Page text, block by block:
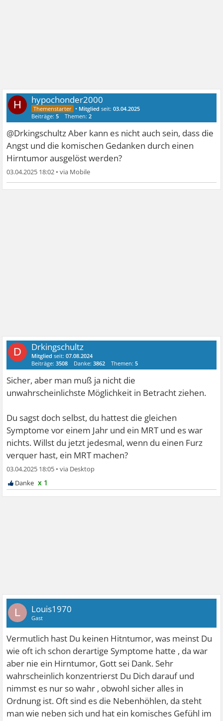
H hypochonder2000
• Mitglied seit:03.04.2025
Beiträge:5 Themen:2
@Drkingschultz Aber kann es nicht auch sein, dass die
Angst und die komischen Gedanken durch einen
Hirntumor ausgelöst werden?
03.04.2025 18:02 •
D Drkingschultz
Mitglied seit:07.08.2024
Beiträge:3508 Danke:3862 Themen:5
Sicher, aber man muß ja nicht die
unwahrscheinlichste Möglichkeit in Betracht ziehen.
Du sagst doch selbst, du hattest die gleichen
Symptome vor einem Jahr und ein MRT und es war
nichts. Willst du jetzt jedesmal, wenn du einen Furz
verquer hast, ein MRT machen?
03.04.2025 18:05 •
x 1
L Louis1970
Gast
Vermutlich hast Du keinen Hitntumor, was meinst Du
wie oft ich schon derartige Symptome hatte , da war
aber nie ein Hirntumor, Gott sei Dank. Sehr
wahrscheinlich konzentrierst Du Dich darauf und
nimmst es nur so wahr , obwohl sicher alles in
Ordnung ist. Oft sind es die Nebenhöhlen, da steht
man wie neben sich und hat ein komisches Gefühl im